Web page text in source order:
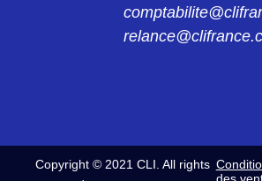
Copyright © 2021 CLI. All rights